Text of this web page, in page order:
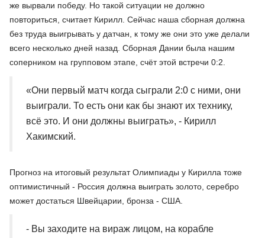
же вырвали победу. Но такой ситуации не должно
повториться, считает Кирилл. Сейчас наша сборная должна
без труда выигрывать у датчан, к тому же они это уже делали
всего несколько дней назад. Сборная Дании была нашим
соперником на групповом этапе, счёт этой встречи 0:2.
«Они первый матч когда сыграли 2:0 с ними, они
выиграли. То есть они как бы знают их технику,
всё это. И они должны выиграть», - Кирилл
Хакимский.
Прогноз на итоговый результат Олимпиады у Кирилла тоже
оптимистичный - Россия должна выиграть золото, серебро
может достаться Швейцарии, бронза - США.
- Вы заходите на вираж лицом, на корабле